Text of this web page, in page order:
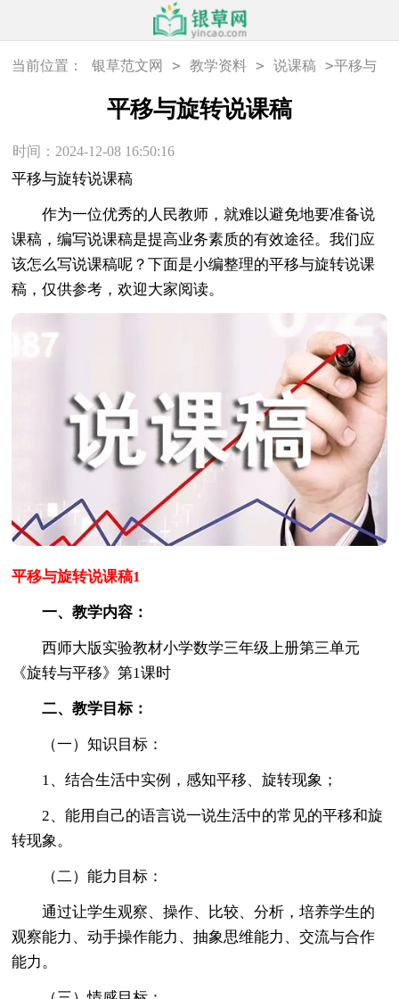
当前位置： 银草范文网 > 教学资料 > 说课稿 >平移与
平移与旋转说课稿
时间：2024-12-08 16:50:16
平移与旋转说课稿
作为一位优秀的人民教师，就难以避免地要准备说
课稿，编写说课稿是提高业务素质的有效途径。我们应
该怎么写说课稿呢？下面是小编整理的平移与旋转说课
稿，仅供参考，欢迎大家阅读。
平移与旋转说课稿1
一、教学内容：
西师大版实验教材小学数学三年级上册第三单元
《旋转与平移》第1课时
二、教学目标：
（一）知识目标：
1、结合生活中实例，感知平移、旋转现象；
2、能用自己的语言说一说生活中的常见的平移和旋
转现象。
（二）能力目标：
通过让学生观察、操作、比较、分析，培养学生的
观察能力、动手操作能力、抽象思维能力、交流与合作
能力。